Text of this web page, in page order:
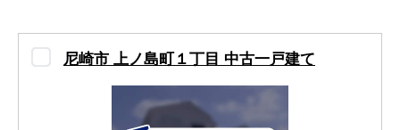
尼崎市 上ノ島町１丁目 中古一戸建て